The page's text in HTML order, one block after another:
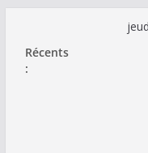
contenu
Récents
: